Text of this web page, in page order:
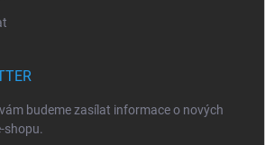
budeme zasílat informace o nových
shopu.